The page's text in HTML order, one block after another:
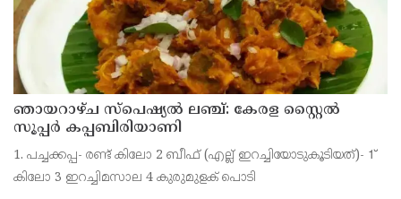
ഞായറാഴ്ച സ്പെഷ്യൽ ലഞ്ച്: കേരള സ്റ്റൈൽ
സൂപ്പർ കപ്പബിരിയാണി
1. പച്ചക്കപ്പ- രണ്ട് കിലോ 2 ബീഫ് (എല്ല് ഇറച്ചിയോടുകൂടിയത്)- 1്
കിലോ 3 ഇറച്ചിമസാല 4 കുരുമുളക് പൊടി